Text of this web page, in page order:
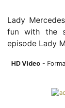
Lady
fun with the
episode Lady
HD Video -